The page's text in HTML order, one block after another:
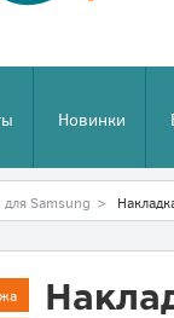
Новинки
для Samsung >